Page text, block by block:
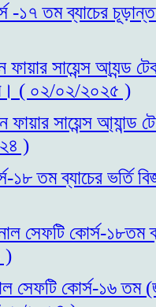
-১৭ তম ব্যাচের
সায়েন্স আ্যন্ড
( ০২/০২/২০২৫ )
সায়েন্স আ্যান্ড
)
১৮ তম ব্যাচের
সেফটি কোর্স-১৮তম
)
সেফটি কোর্স-১৬ তম